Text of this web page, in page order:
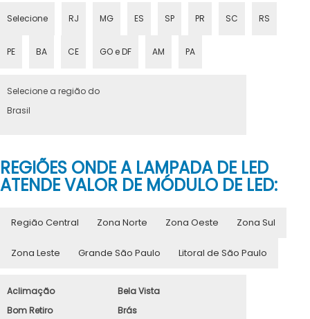
Selecione RJ MG ES SP PR SC RS
PE BA CE GO e DF AM PA
Selecione a região do
Brasil
REGIÕES ONDE A LAMPADA DE LED
ATENDE VALOR DE MÓDULO DE LED:
Região Central Zona Norte Zona Oeste Zona Sul
Zona Leste Grande São Paulo Litoral de São Paulo
Aclimação
Bela Vista
Bom Retiro
Brás